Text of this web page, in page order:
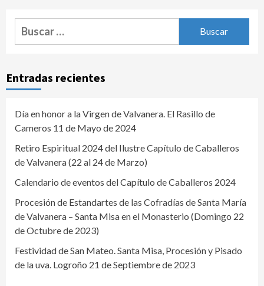
Buscar:
Entradas recientes
Día en honor a la Virgen de Valvanera. El Rasillo de
Cameros 11 de Mayo de 2024
Retiro Espiritual 2024 del Ilustre Capítulo de Caballeros
de Valvanera (22 al 24 de Marzo)
Calendario de eventos del Capítulo de Caballeros 2024
Procesión de Estandartes de las Cofradías de Santa María
de Valvanera – Santa Misa en el Monasterio (Domingo 22
de Octubre de 2023)
Festividad de San Mateo. Santa Misa, Procesión y Pisado
de la uva. Logroño 21 de Septiembre de 2023